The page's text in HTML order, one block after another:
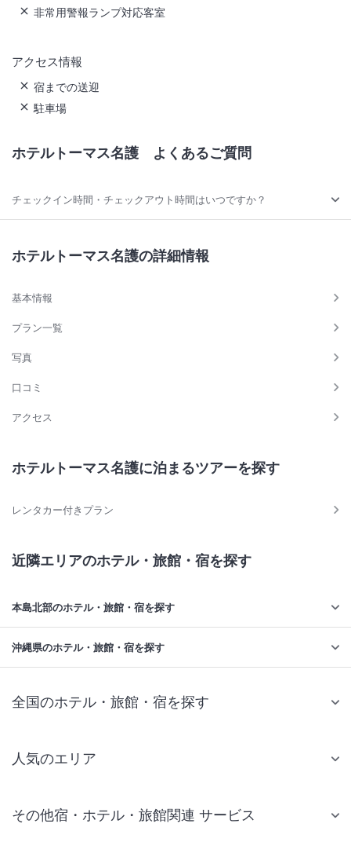
非常用警報ランプ対応客室
アクセス情報
宿までの送迎
駐車場
ホテルトーマス名護 よくあるご質問
チェックイン時間・チェックアウト時間はいつですか？
ホテルトーマス名護の詳細情報
基本情報
プラン一覧
写真
口コミ
アクセス
ホテルトーマス名護に泊まるツアーを探す
レンタカー付きプラン
近隣エリアのホテル・旅館・宿を探す
本島北部のホテル・旅館・宿を探す
沖縄県のホテル・旅館・宿を探す
全国のホテル・旅館・宿を探す
人気のエリア
仙台 ホテル
その他宿・ホテル・旅館関連 サービス